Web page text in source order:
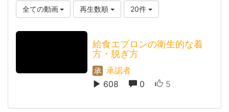
全ての動画 再生数順 20件
給食エプロンの衛生的な着
方・脱ぎ方
承認者
608
0 5